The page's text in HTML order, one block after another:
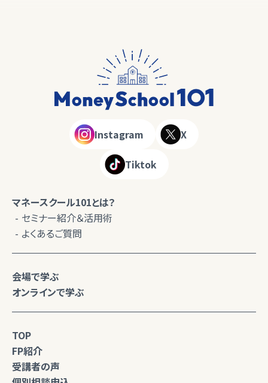
Instagram X
Tiktok
マネースクール101とは？
セミナー紹介＆活用術
よくあるご質問
会場で学ぶ
オンラインで学ぶ
TOP
FP紹介
受講者の声